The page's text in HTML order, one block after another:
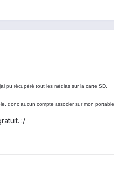
pu récupéré tout les médias sur la carte SD.
donc aucun compte associer sur mon portable.
:/